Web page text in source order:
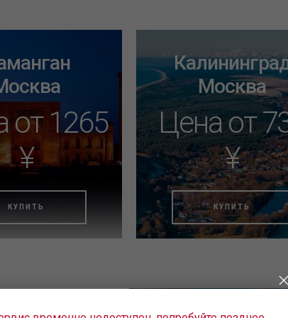
от 1265
¥
КУПИТЬ
Москва
Цена от
¥
КУПИТЬ
нашли подходящие
«Уральские